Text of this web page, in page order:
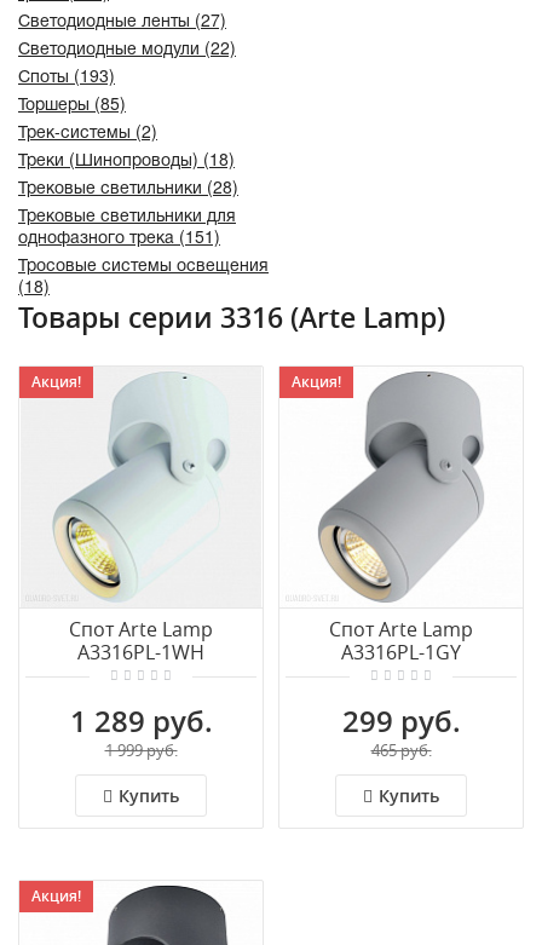
Светодиодные ленты (27)
Светодиодные модули (22)
Споты (193)
Торшеры (85)
Трек-системы (2)
Треки (Шинопроводы) (18)
Трековые светильники (28)
Трековые светильники для
однофазного трека (151)
Тросовые системы освещения
(18)
Товары серии 3316 (Arte Lamp)
Акция!
Спот Arte Lamp
A3316PL-1WH
1 289 руб.
1 999 руб.
Купить
Акция!
Спот Arte Lamp
A3316PL-1GY
299 руб.
465 руб.
Купить
Акция!